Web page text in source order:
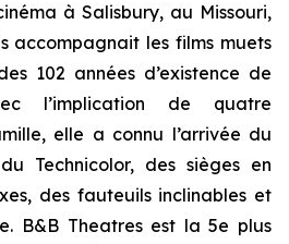
à Salisbury, au Missouri,
accompagnait les films muets
102 années d’existence de
l’implication de quatre
elle a connu l’arrivée du
Technicolor, des sièges en
des fauteuils inclinables et
B&B Theatres est la 5e plus